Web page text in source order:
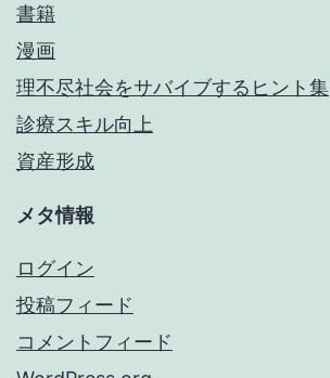
書籍
漫画
理不尽社会をサバイブするヒント集
診療スキル向上
資産形成
メタ情報
ログイン
投稿フィード
コメントフィード